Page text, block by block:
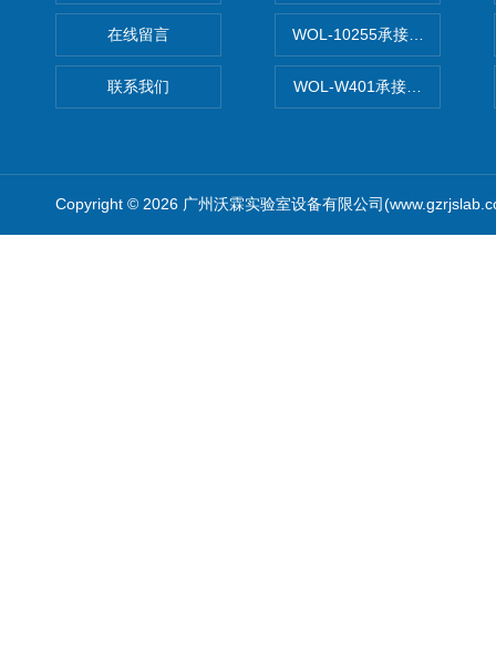
在线留言
联系我们
WOL-10255承接清远电子
WOL-W401承接食品QS认
Copyright © 2026 广州沃霖实验室设备有限公司